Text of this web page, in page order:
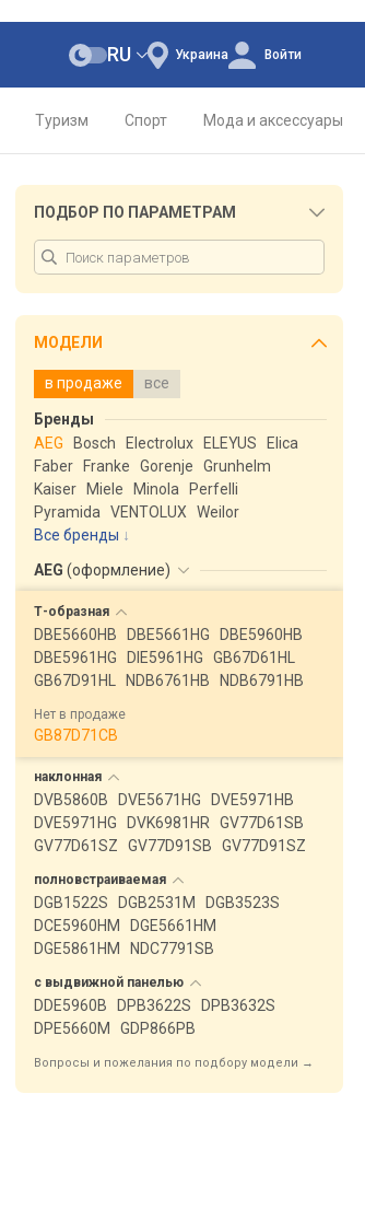
Украина
RU Войти
Туризм Спорт Мода и аксессуары
ПОДБОР ПО ПАРАМЕТРАМ
МОДЕЛИ
в продаже все
Бренды
AEG
Bosch Electrolux ELEYUS
Elica
Faber
Franke Gorenje
Grunhelm
Kaiser
Miele Minola
Perfelli
Pyramida
VENTOLUX
Weilor
Все бренды
AEG (оформление)
Т-образная
DBE5660HB DBE5661HG
DBE5960HB
DBE5961HG
DIE5961HG
GB67D61HL
GB67D91HL
NDB6761HB NDB6791HB
Нет в продаже
GB87D71CB
наклонная
DVB5860B DVE5671HG
DVE5971HB
DVE5971HG
DVK6981HR
GV77D61SB
GV77D61SZ
GV77D91SB GV77D91SZ
полновстраиваемая
DGB1522S DGB2531M
DGB3523S
DCE5960HM
DGE5661HM
DGE5861HM
NDC7791SB
с выдвижной панелью
DDE5960B DPB3622S
DPB3632S
DPE5660M
GDP866PB
Вопросы и пожелания по подбору модели →